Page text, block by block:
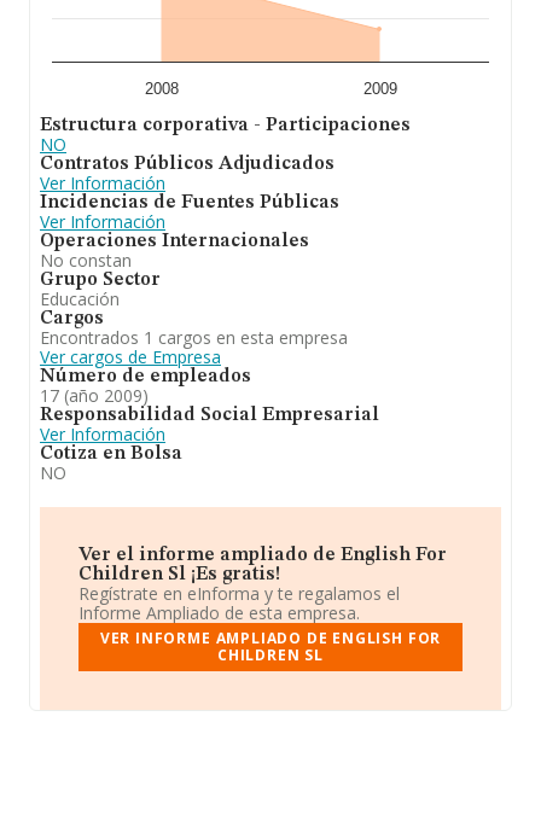
2008 2009
Estructura corporativa - Participaciones
NO
Contratos Públicos Adjudicados
Ver Información
Incidencias de Fuentes Públicas
Ver Información
Operaciones Internacionales
No constan
Grupo Sector
Educación
Cargos
Encontrados 1 cargos en esta empresa
Ver cargos de Empresa
Número de empleados
17 (año 2009)
Responsabilidad Social Empresarial
Ver Información
Cotiza en Bolsa
NO
Ver el informe ampliado de English For
Children Sl ¡Es gratis!
Regístrate en eInforma y te regalamos el
Informe Ampliado de esta empresa.
VER INFORME AMPLIADO DE ENGLISH FOR
CHILDREN SL